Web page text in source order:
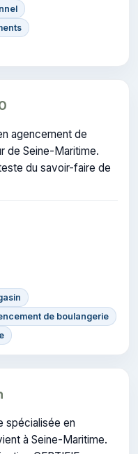
agencement de
de Seine-Maritime.
du savoir-faire de
de boulangerie
spécialisée en
à Seine-Maritime.